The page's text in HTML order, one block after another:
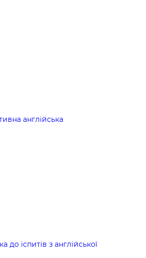
англійська
до іспитів з англійської